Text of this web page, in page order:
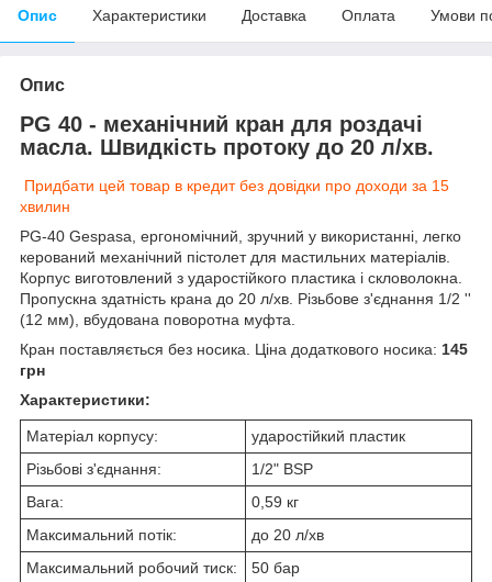
Опис Характеристики Доставка Оплата Умови
Опис
PG 40 - механічний кран для роздачі
масла. Швидкість протоку до 20 л/хв.
Придбати цей товар в кредит без довідки про доходи за 15
хвилин
PG-40 Gespasa, ергономічний, зручний у використанні, легко
керований механічний пістолет для мастильних матеріалів.
Корпус виготовлений з ударостійкого пластика і скловолокна.
Пропускна здатність крана до 20 л/хв. Різьбове з'єднання 1/2 ''
(12 мм), вбудована поворотна муфта.
Кран поставляється без носика. Ціна додаткового носика: 145
грн
Характеристики:
Матеріал корпусу:
ударостійкий пластик
Різьбові з'єднання:
1/2" BSP
Вага:
0,59 кг
Максимальний потік:
до 20 л/хв
Максимальний робочий тиск:
50 бар